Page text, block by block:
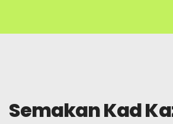
Soalan Lazim
Semakan Kad